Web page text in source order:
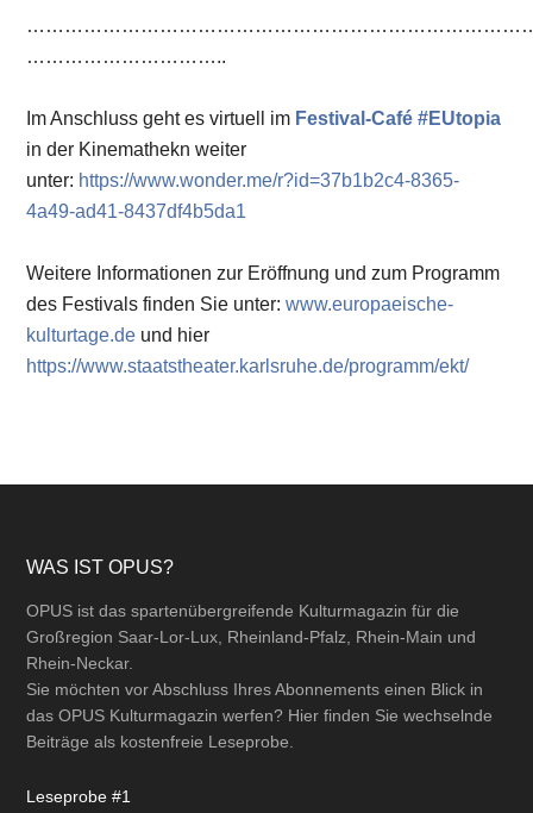
…………………………..
Im Anschluss geht es virtuell im Festival-Café #EUtopia
in der Kinemathekn weiter
unter: https://www.wonder.me/r?id=37b1b2c4-8365-
4a49-ad41-8437df4b5da1
Weitere Informationen zur Eröffnung und zum Programm
des Festivals finden Sie unter:www.europaeische-
kulturtage.de und hier
https://www.staatstheater.karlsruhe.de/programm/ekt/
Footer
WAS IST OPUS?
OPUS ist das spartenübergreifende Kulturmagazin für die
Großregion Saar-Lor-Lux, Rheinland-Pfalz, Rhein-Main und
Rhein-Neckar.
Sie möchten vor Abschluss Ihres Abonnements einen Blick in
das OPUS Kulturmagazin werfen? Hier finden Sie wechselnde
Beiträge als kostenfreie Leseprobe.
Leseprobe #1